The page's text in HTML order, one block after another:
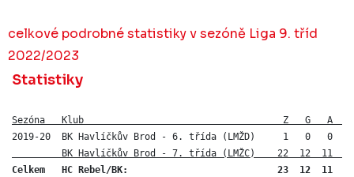
celkové podrobné statistiky v sezóně Liga 9. tříd
2022/2023
Statistiky
Sezóna   Klub                                    Z   G   A   B
2019-20  BK Havlíčkův Brod - 6. třída (LMŽD)     1   0   0
BK Havlíčkův Brod - 7. třída (LMŽC)    22  12  11
Celkem   HC Rebel/BK:                           23  12  11